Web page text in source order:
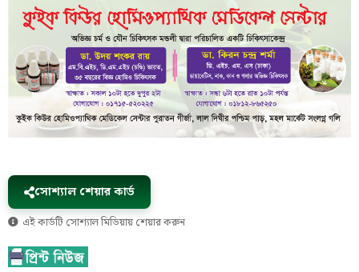
সোশ্যাল শেয়ার কার্ড
এই কার্ডটি সোশ্যাল মিডিয়ায় শেয়ার করুন